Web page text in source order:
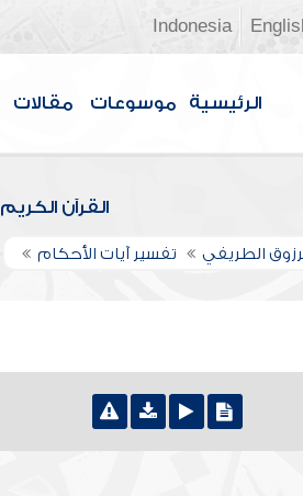
Indonesia
الرئيسية موسوعات مقالات
القرآن الكريم
الطريفي تفسير آيات الأحكام